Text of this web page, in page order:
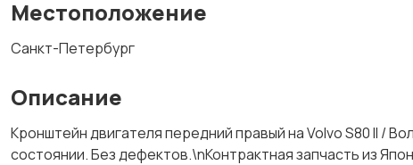
Местоположение
Санкт-Петербург
Описание
Кронштейн двигателя передний правый на Volvo S80 II /
состоянии. Без дефектов.\nКонтрактная запчасть из